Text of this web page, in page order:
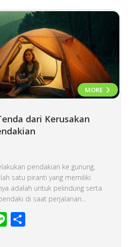
MORE
dari Kerusakan
pendakian ke gunung,
satu piranti yang memiliki
adalah untuk pelindung serta
di saat perjalanan...
Line